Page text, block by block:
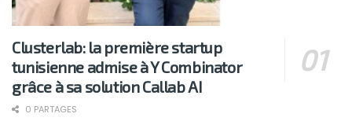
Clusterlab: la première startup
tunisienne admise à Y Combinator
grâce à sa solution Callab AI
0 PARTAGES